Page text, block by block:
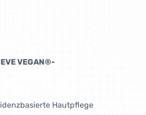
EVE VEGAN®-
Hautpflege